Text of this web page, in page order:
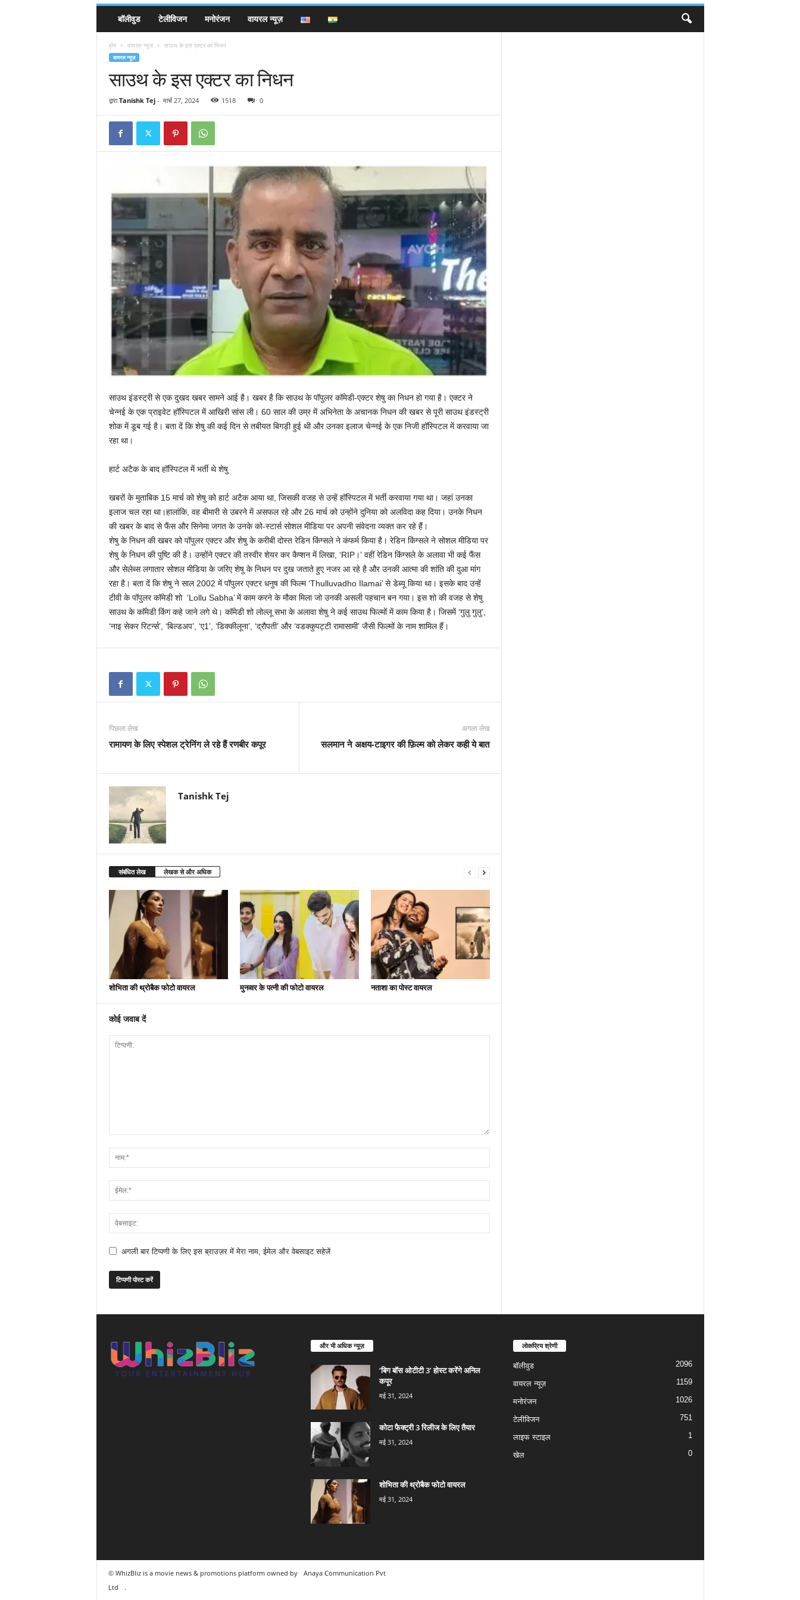
बॉलीवुड टेलीविजन मनोरंजन वायरल न्यूज़
होम वायरल न्यूज़ साउथ के इस एक्टर का निधन
वायरल न्यूज़
साउथ के इस एक्टर का निधन
द्वारा Tanishk Tej- मार्च 27, 2024 1518 0
साउथ इंडस्ट्री से एक दुखद खबर सामने आई है। खबर है कि साउथ के पॉपुलर कॉमेडी-एक्टर शेषु का निधन हो गया है। एक्टर ने
चेन्नई के एक प्राइवेट हॉस्पिटल में आखिरी सांस ली। 60 साल की उम्र में अभिनेता के अचानक निधन की खबर से पूरी साउथ इंडस्ट्री
शोक में डूब गई है। बता दें कि शेषु की कई दिन से तबीयत बिगड़ी हुई थी और उनका इलाज चेन्नई के एक निजी हॉस्पिटल में करवाया जा
रहा था।
हार्ट अटैक के बाद हॉस्पिटल में भर्ती थे शेषु
खबरों के मुताबिक 15 मार्च को शेषु को हार्ट अटैक आया था, जिसकी वजह से उन्हें हॉस्पिटल में भर्ती करवाया गया था। जहां उनका
इलाज चल रहा था।हालांकि, वह बीमारी से उबरने में असफल रहे और 26 मार्च को उन्होंने दुनिया को अलविदा कह दिया। उनके निधन
की खबर के बाद से फैंस और सिनेमा जगत के उनके को-स्टार्स सोशल मीडिया पर अपनी संवेदना व्यक्त कर रहे हैं।
शेषु के निधन की खबर को पॉपुलर एक्टर और शेषु के करीबी दोस्त रेडिन किंग्सले ने कंफर्म किया है। रेडिन किंग्सले ने सोशल मीडिया पर
शेषु के निधन की पुष्टि की है। उन्होंने एक्टर की तस्वीर शेयर कर कैप्शन में लिखा, ‘RIP।’ वहीं रेडिन किंग्सले के अलावा भी कई फैंस
और सेलेब्स लगातार सोशल मीडिया के जरिए शेषु के निधन पर दुख जताते हुए नजर आ रहे है और उनकी आत्मा की शांति की दुआ मांग
रहा है। बता दें कि शेषु ने साल 2002 में पॉपुलर एक्टर धनुष की फिल्म ‘Thulluvadho Ilamai’ से डेब्यू किया था। इसके बाद उन्हें
टीवी के पॉपुलर कॉमेडी शो ‘Lollu Sabha’ में काम करने के मौका मिला जो उनकी असली पहचान बन गया। इस शो की वजह से शेषु
साउथ के काॅमेडी किंग कहे जाने लगे थे। कॉमेडी शो लोल्लू सभा के अलावा शेषु ने कई साउथ फिल्मों में काम किया है। जिसमें ‘गुलु गुलु’,
‘नाइ सेकर रिटर्न्स’, ‘बिल्डअप’, ‘ए1’, ‘डिक्कीलूना’, ‘द्रौपती’ और ‘वडक्कुपट्टी रामासामी’ जैसी फिल्मों के नाम शामिल हैं।
पिछला लेख
रामायण के लिए स्पेशल ट्रेनिंग ले रहे हैं रणबीर कपूर
अगला लेख
सलमान ने अक्षय-टाइगर की फ़िल्म को लेकर कही ये बात
Tanishk Tej
संबंधित लेख लेखक से और अधिक
शोभिता की थ्रोबैक फोटो वायरल मुनव्वर के पत्नी की फोटो वायरल नताशा का पोस्ट वायरल
कोई जवाब दें
अगली बार टिप्पणी के लिए इस ब्राउज़र में मेरा नाम, ईमेल और वेबसाइट सहेजें
और भी अधिक न्यूज़
‘बिग बॉस ओटीटी 3’ होस्ट करेंगे अनिल
कपूर
मई 31, 2024
कोटा फैक्ट्री 3 रिलीज के लिए तैयार
मई 31, 2024
शोभिता की थ्रोबैक फोटो वायरल
मई 31, 2024
लोकप्रिय श्रेणी
बॉलीवुड 2096
वायरल न्यूज़ 1159
मनोरंजन 1026
टेलीविजन 751
लाइफ स्टाइल 1
खेल 0
© WhizBliz is a movie news & promotions platform owned by
Anaya Communication Pvt
Ltd
.